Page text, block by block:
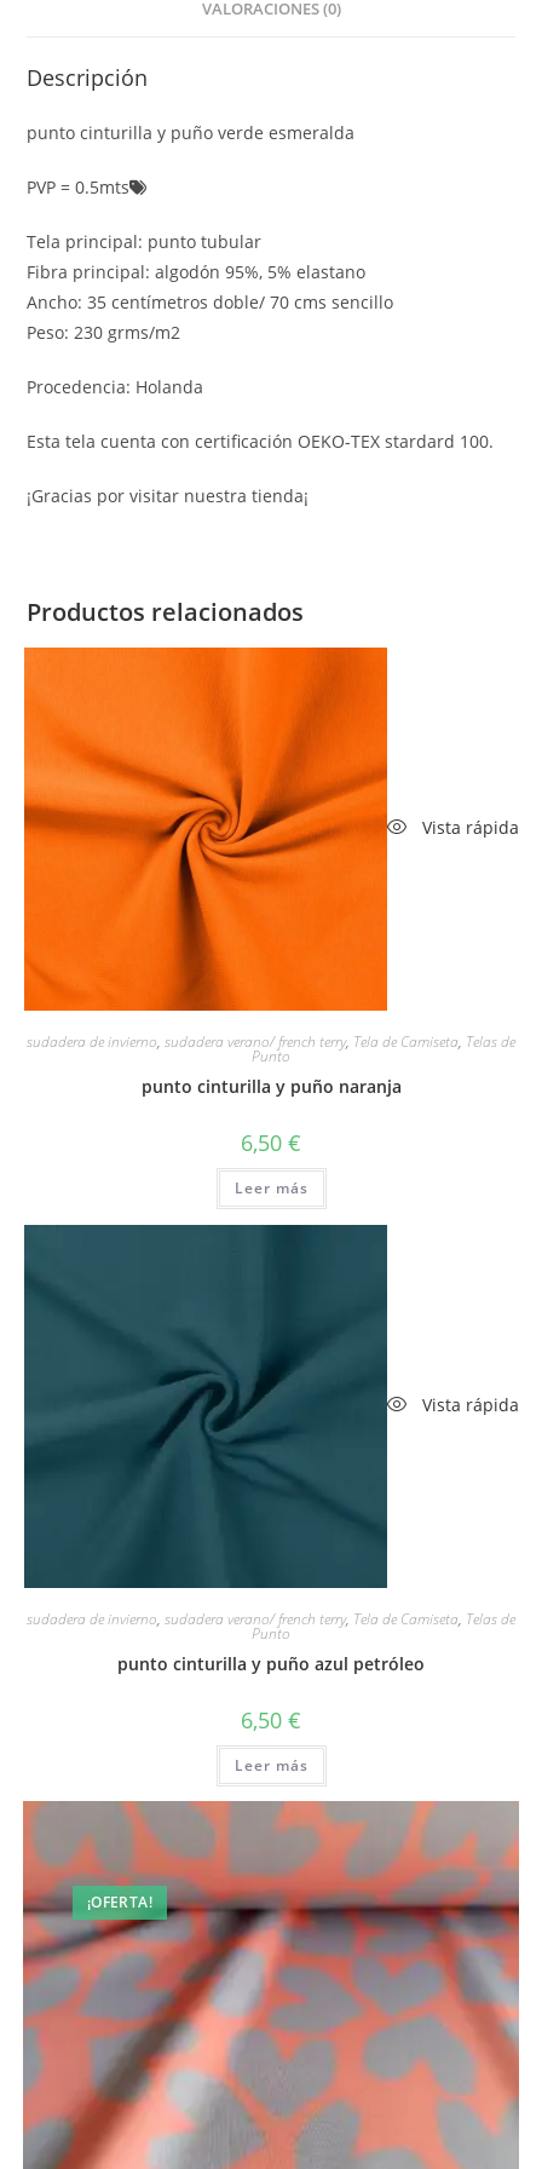
VALORACIONES (0)
Descripción
punto cinturilla y puño verde esmeralda
PVP = 0.5mts
Tela principal: punto tubular
Fibra principal: algodón 95%, 5% elastano
Ancho: 35 centímetros doble/ 70 cms sencillo
Peso: 230 grms/m2
Procedencia: Holanda
Esta tela cuenta con certificación OEKO-TEX stardard 100.
¡Gracias por visitar nuestra tienda¡
Productos relacionados
Vista rápida
sudadera de invierno, sudadera verano/ french terry, Tela de Camiseta, Telas de
Punto
punto cinturilla y puño naranja
6,50 €
Leer más
Vista rápida
sudadera de invierno, sudadera verano/ french terry, Tela de Camiseta, Telas de
Punto
punto cinturilla y puño azul petróleo
6,50 €
Leer más
¡OFERTA!